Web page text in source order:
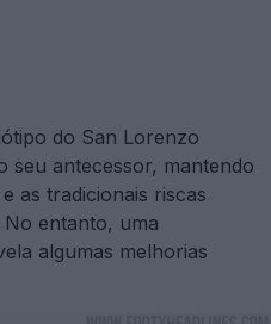
do San Lorenzo
seu antecessor, mantendo
as tradicionais riscas
entanto, uma
algumas melhorias